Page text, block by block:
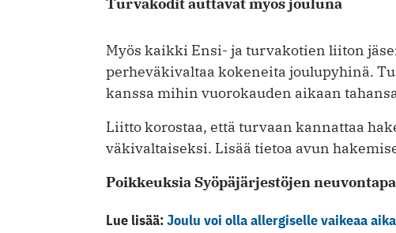
Myös kaikki Ensi- ja turvakotien liiton
perheväkivaltaa kokeneita joulupyhinä.
kanssa mihin vuorokauden aikaan
Liitto korostaa, että turvaan kannattaa
väkivaltaiseksi. Lisää tietoa avun
Poikkeuksia Syöpäjärjestöjen
Lue lisää:Joulu voi olla allergiselle vaikeaa